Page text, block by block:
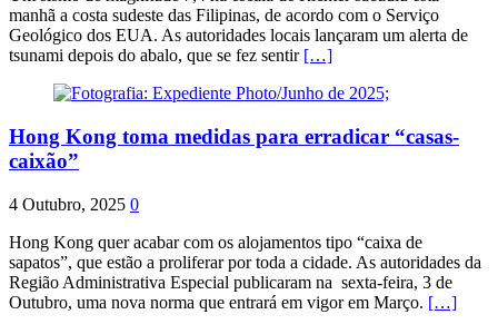
manhã a costa sudeste das Filipinas, de acordo com o Serviço
Geológico dos EUA. As autoridades locais lançaram um alerta de
tsunami depois do abalo, que se fez sentir […]
Hong Kong toma medidas para erradicar “casas-
caixão”
4 Outubro, 2025 0
Hong Kong quer acabar com os alojamentos tipo “caixa de
sapatos”, que estão a proliferar por toda a cidade. As autoridades da
Região Administrativa Especial publicaram na sexta-feira, 3 de
Outubro, uma nova norma que entrará em vigor em Março. […]